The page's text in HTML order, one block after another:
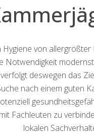
von
Notwendigkeit
deswegen das
nach einem
Fachleuten zu
lokalen